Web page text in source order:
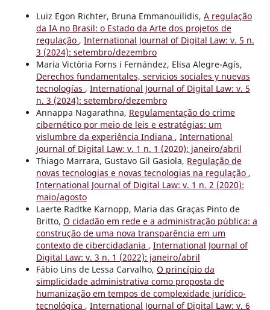
Luiz Egon Richter, Bruna Emmanouilidis, A regulação
da IA no Brasil: o Estado da Arte dos projetos de
regulação , International Journal of Digital Law: v. 5 n.
3 (2024): setembro/dezembro
Maria Victòria Forns i Fernández, Elisa Alegre-Agís,
Derechos fundamentales, servicios sociales y nuevas
tecnologías , International Journal of Digital Law: v. 5
n. 3 (2024): setembro/dezembro
Annappa Nagarathna, Regulamentação do crime
cibernético por meio de leis e estratégias: um
vislumbre da experiência Indiana , International
Journal of Digital Law: v. 1 n. 1 (2020): janeiro/abril
Thiago Marrara, Gustavo Gil Gasiola, Regulação de
novas tecnologias e novas tecnologias na regulação ,
International Journal of Digital Law: v. 1 n. 2 (2020):
maio/agosto
Laerte Radtke Karnopp, Maria das Graças Pinto de
Britto, O cidadão em rede e a administração pública: a
construção de uma nova transparência em um
contexto de cibercidadania , International Journal of
Digital Law: v. 3 n. 1 (2022): janeiro/abril
Fábio Lins de Lessa Carvalho, O princípio da
simplicidade administrativa como proposta de
humanização em tempos de complexidade jurídico-
tecnológica , International Journal of Digital Law: v. 6